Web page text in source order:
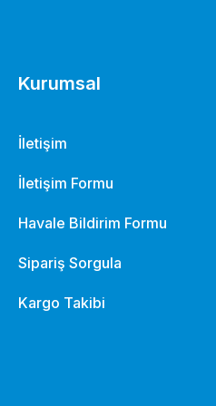
Yamuk 316 Krom Pim
Kurumsal
İletişim
İletişim Formu
Havale Bildirim Formu
Sipariş Sorgula
Kargo Takibi